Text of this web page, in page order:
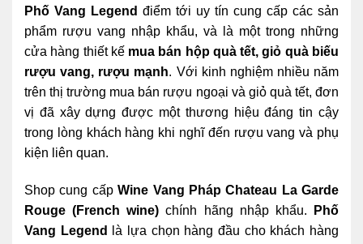
Phố Vang Legend điểm tới uy tín cung cấp các sản
phẩm rượu vang nhập khẩu, và là một trong những
cửa hàng thiết kế mua bán hộp quà tết, giỏ quà biếu
rượu vang, rượu mạnh. Với kinh nghiệm nhiều năm
trên thị trường mua bán rượu ngoại và giỏ quà tết, đơn
vị đã xây dựng được một thương hiệu đáng tin cậy
trong lòng khách hàng khi nghĩ đến rượu vang và phụ
kiện liên quan.
Shop cung cấpWine Vang Pháp Chateau La Garde
Rouge (French wine)chính hãng nhập khẩu.
Phố
Vang Legend
là lựa chọn hàng đầu cho khách hàng